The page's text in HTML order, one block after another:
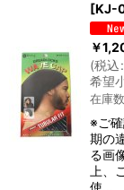
[KJ-
￥
(税込:
希望
在庫
※ご
期の
る画
上、